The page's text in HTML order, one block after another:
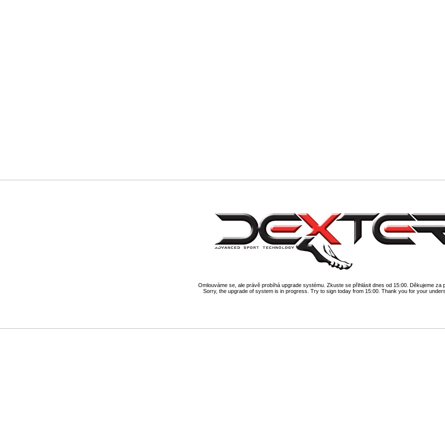
Omlouváme se, ale právě probíhá upgrade systému. Zkuste se přihlásit dnes od 15:00. Děkujeme za
Sorry, the upgrade of system is in progress. Try to sign today from 15:00. Thank you for your